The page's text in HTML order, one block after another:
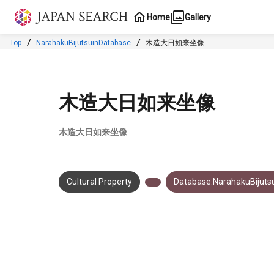
Jump to main content
Home Gallery
Top NarahakuBijutsuinDatabase 木造大日如来坐像
木造大日如来坐像
木造大日如来坐像
Cultural Property